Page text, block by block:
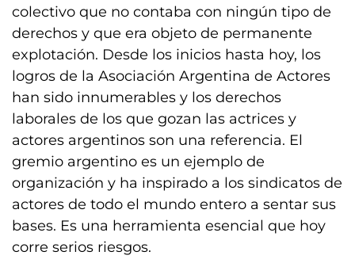
colectivo que no contaba con ningún tipo de
derechos y que era objeto de permanente
explotación. Desde los inicios hasta hoy, los
logros de la Asociación Argentina de Actores
han sido innumerables y los derechos
laborales de los que gozan las actrices y
actores argentinos son una referencia. El
gremio argentino es un ejemplo de
organización y ha inspirado a los sindicatos de
actores de todo el mundo entero a sentar sus
bases. Es una herramienta esencial que hoy
corre serios riesgos.